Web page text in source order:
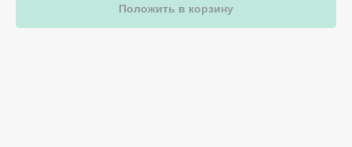
Положить в корзину